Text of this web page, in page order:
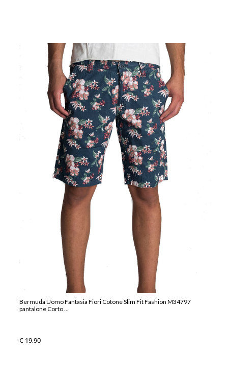
Bermuda Uomo Fantasia Fiori Cotone Slim Fit Fashion M34797
pantalone Corto ...
€ 19,90